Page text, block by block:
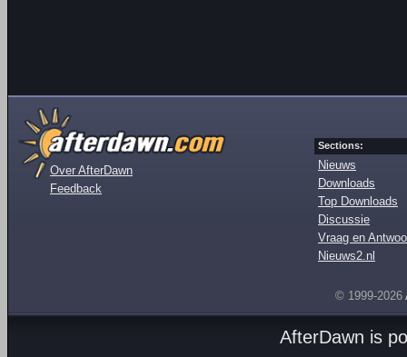
Over AfterDawn
Feedback
Sections:
Nieuws
Downloads
Top Downloads
Discussie
Vraag en
Nieuws2.nl
© 1999-2026
AfterDawn is